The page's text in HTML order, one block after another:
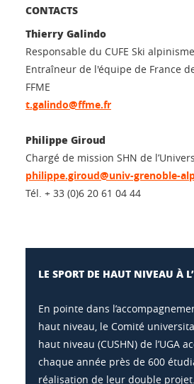
CONTACTS
Thierry Galindo
Responsable du CUFE Ski alpinisme
Entraîneur de l'équipe de France
FFME
t.galindo@ffme.fr
Philippe Giroud
Chargé de mission SHN de
philippe.giroud@univ-grenoble-
Tél. + 33 (0)6 20 61 04 44
LE SPORT DE HAUT NIVEAU À
En pointe dans
haut niveau, le Comité
haut niveau (CUSHN) de l’UGA
chaque année près de 600
réalisation de leur double projet.